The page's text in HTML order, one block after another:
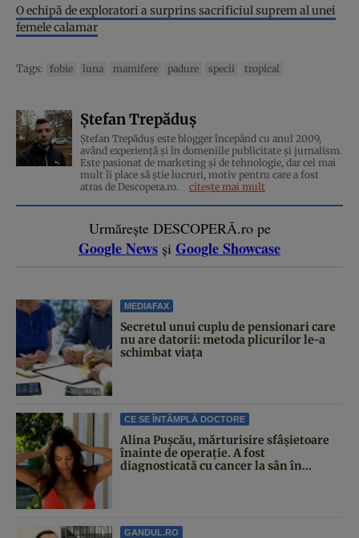
O echipă de exploratori a surprins sacrificiul suprem al unei
femele calamar
Tags: fobie luna mamifere padure specii tropical
Ștefan Trepăduș
Ștefan Trepăduș este blogger începând cu anul 2009,
având experiență și în domeniile publicitate și jurnalism.
Este pasionat de marketing și de tehnologie, dar cel mai
mult îi place să știe lucruri, motiv pentru care a fost
atras de Descopera.ro.
citește mai mult
Urmărește DESCOPERĂ.ro pe
Google News și Google Showcase
MEDIAFAX
Secretul unui cuplu de pensionari care
nu are datorii: metoda plicurilor le-a
schimbat viața
CE SE ÎNTÂMPLĂ DOCTORE
Alina Pușcău, mărturisire sfâșietoare
înainte de operație. A fost
diagnosticată cu cancer la sân în...
GANDUL.RO